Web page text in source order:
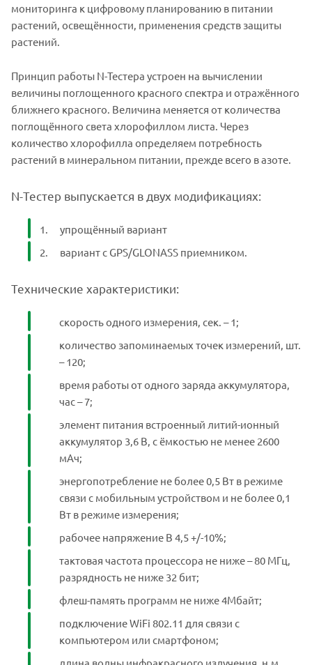
мониторинга к цифровому планированию в питании
растений, освещённости, применения средств защиты
растений.
Принцип работы N-Тестера устроен на вычислении
величины поглощенного красного спектра и отражённого
ближнего красного. Величина меняется от количества
поглощённого света хлорофиллом листа. Через
количество хлорофилла определяем потребность
растений в минеральном питании, прежде всего в азоте.
N-Тестер выпускается в двух модификациях:
упрощённый вариант
вариант с GPS/GLONASS приемником.
Технические характеристики:
скорость одного измерения, сек. – 1;
количество запоминаемых точек измерений, шт.
– 120;
время работы от одного заряда аккумулятора,
час – 7;
элемент питания встроенный литий-ионный
аккумулятор 3,6 В, с ёмкостью не менее 2600
мАч;
энергопотребление не более 0,5 Вт в режиме
связи с мобильным устройством и не более 0,1
Вт в режиме измерения;
рабочее напряжение В 4,5 +/-10%;
тактовая частота процессора не ниже – 80 МГц,
разрядность не ниже 32 бит;
флеш-память программ не ниже 4Мбайт;
подключение WiFi 802.11 для связи с
компьютером или смартфоном;